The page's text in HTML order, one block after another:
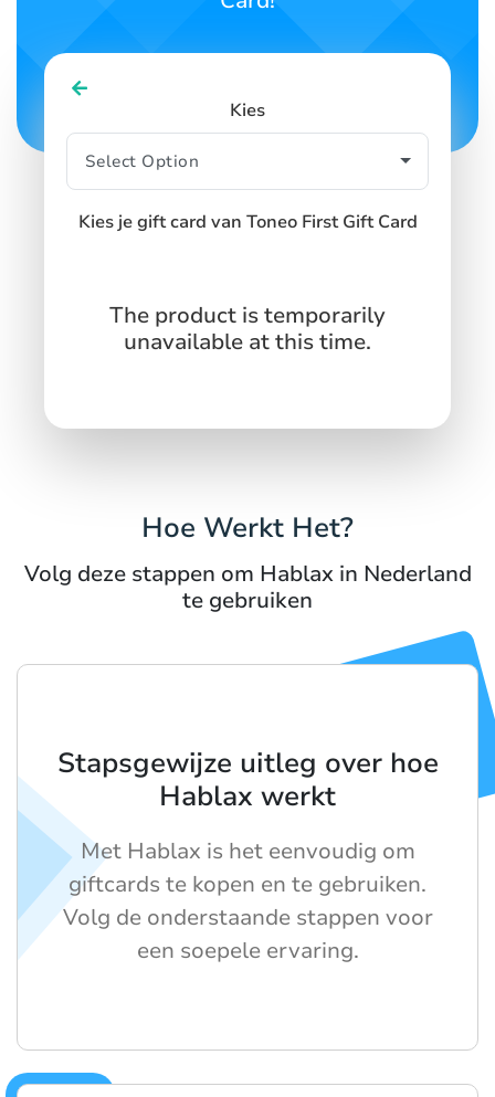
Kies
Kies je gift card van Toneo First Gift Card
The product is temporarily
unavailable at this time.
Hoe Werkt Het?
Volg deze stappen om Hablax in Nederland
te gebruiken
Stapsgewijze uitleg over hoe
Hablax werkt
Met Hablax is het eenvoudig om
giftcards te kopen en te gebruiken.
Volg de onderstaande stappen voor
een soepele ervaring.